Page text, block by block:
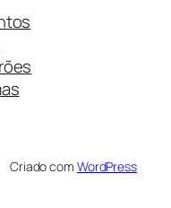
Criado com WordPress